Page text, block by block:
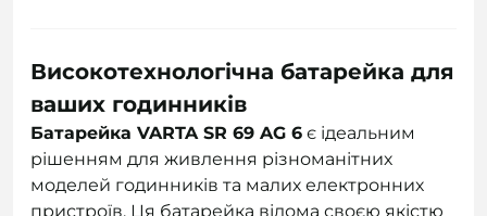
Високотехнологічна батарейка для
ваших годинників
Батарейка VARTA SR 69 AG 6 є ідеальним
рішенням для живлення різноманітних
моделей годинників та малих електронних
пристроїв. Ця батарейка відома своєю якістю